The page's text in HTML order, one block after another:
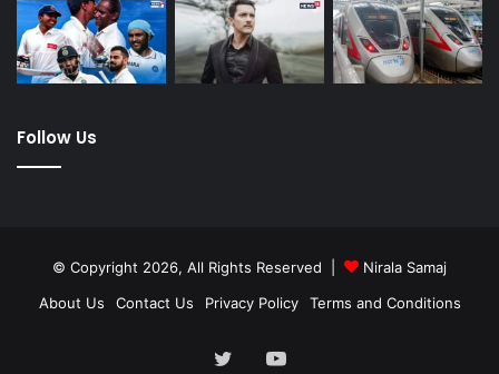
Follow Us
© Copyright 2026, All Rights Reserved |
Nirala Samaj
About Us
Contact Us Privacy Policy Terms and Conditions
TwitterYouTube